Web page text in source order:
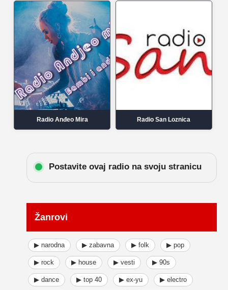
Radio Anđeo Mira Radio San Loznica
Postavite ovaj radio na svoju stranicu
Žanrovi
▶ narodna ▶ zabavna ▶ folk ▶ pop
▶ rock ▶ house ▶ vesti ▶ 90s
▶ dance ▶ top 40 ▶ ex-yu ▶ electro